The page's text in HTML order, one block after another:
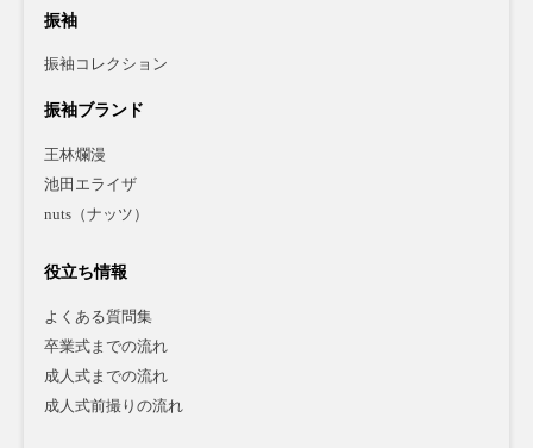
振袖
振袖コレクション
振袖ブランド
王林爛漫
池田エライザ
nuts（ナッツ）
役立ち情報
よくある質問集
卒業式までの流れ
成人式までの流れ
成人式前撮りの流れ